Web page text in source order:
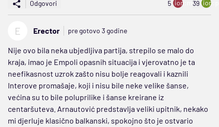
Odgovori 5 ion:minus
39
E Erector pre gotovo 3 godine
Nije ovo bila neka ubjedljiva partija, strepilo se malo do
kraja, imao je Empoli opasnih situacija i vjerovatno je ta
neefikasnost uzrok zašto nisu bolje reagovali i kaznili
Interove promašaje, koji i nisu bile neke velike šanse,
većina su to bile poluprilike i šanse kreirane iz
centaršuteva. Arnautović predstavlja veliki upitnik, nekako
mi djerluje klasično balkanski, spokojno što je ostvario